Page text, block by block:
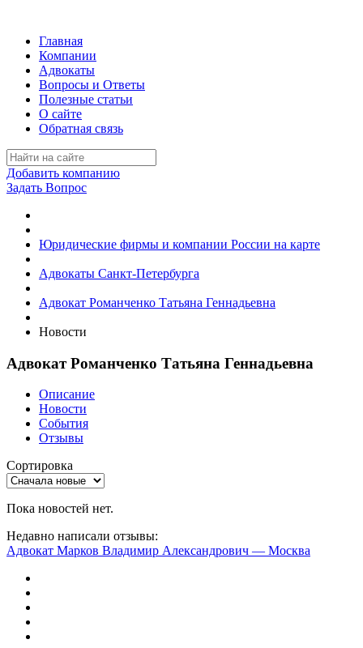
Главная
Компании
Адвокаты
Вопросы и Ответы
Полезные статьи
О сайте
Обратная связь
Добавить компанию
Задать Вопрос
Юридические фирмы и компании России на карте
Адвокаты Санкт-Петербурга
Адвокат Романченко Татьяна Геннадьевна
Новости
Адвокат Романченко Татьяна Геннадьевна
Описание
Новости
События
Отзывы
Сортировка
Пока новостей нет.
Недавно написали отзывы:
Адвокат Марков Владимир Александрович — Москва